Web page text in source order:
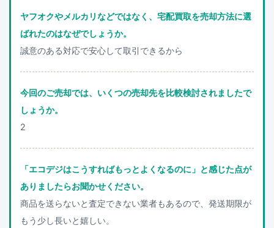
ヤフオクやメルカリなどではなく、宅配買取を売却方法に選
ばれたのはなぜでしょうか。
誠意のある対応で安心して取引できるから
今回のご売却では、いくつの売却先を比較検討されましたで
しょうか。
2
「エコデジはこうすればもっとよくなるのに」と感じた点が
ありましたらお聞かせください。
商品を送らないと査定できない業者もあるので、発送期限が
もう少し長いと嬉しい。